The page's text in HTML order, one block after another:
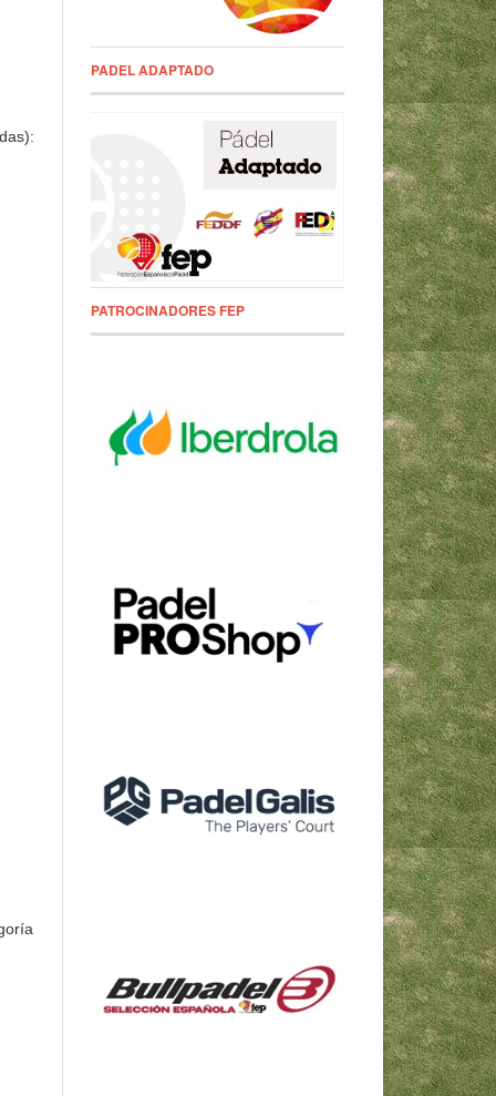
PADEL ADAPTADO
PATROCINADORES FEP